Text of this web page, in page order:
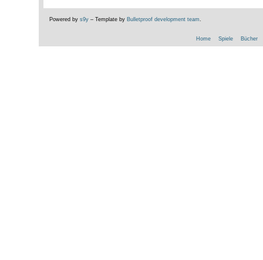
Powered by s9y– Template by Bulletproof development team
Home Spiele Bücher